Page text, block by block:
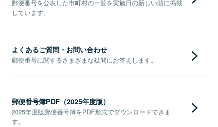
郵便番号を公表した市町村の一覧を実施日の新しい順に掲載
しています。
よくあるご質問・お問い合わせ
郵便番号に関するさまざまな疑問にお答えします。
郵便番号簿PDF（2025年度版）
2025年度版郵便番号簿をPDF形式でダウンロードできま
す。